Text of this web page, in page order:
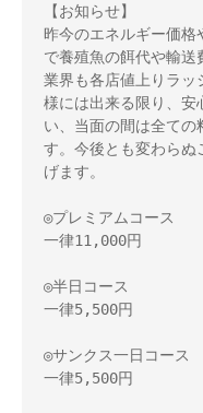
【お知らせ】
昨今のエネルギー価格
で養殖魚の餌代や輸送
業界も各店値上りラッ
様には出来る限り、安
い、当面の間は全ての
す。今後とも変わらぬ
げます。
◎プレミアムコース
一律11,000円
◎半日コース
一律5,500円
◎サンクス一日コース
一律5,500円